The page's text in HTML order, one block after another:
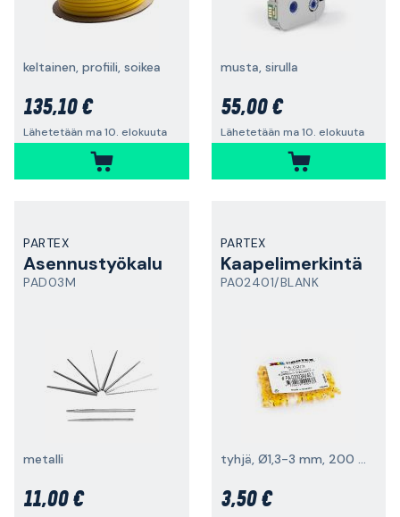
keltainen, profiili, soikea
135,10 €
Lähetetään ma 10. elokuuta
musta, sirulla
55,00 €
Lähetetään ma 10. elokuuta
PARTEX
Asennustyökalu
PAD03M
metalli
11,00 €
PARTEX
Kaapelimerkintä
PA02401/BLANK
tyhjä, Ø1,3-3 mm, 200 kpl
3,50 €